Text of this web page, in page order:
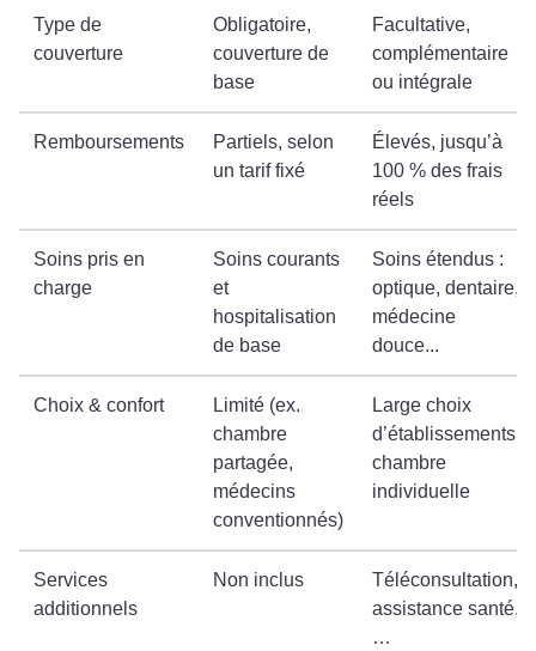
Type de
couverture
Obligatoire,
couverture de
base
Facultative,
complémentaire
ou intégrale
Remboursements
Partiels, selon
un tarif fixé
Élevés, jusqu’à
100 % des frais
réels
Soins pris en
charge
Soins courants
et
hospitalisation
de base
Soins étendus :
optique, dentaire,
médecine
douce...
Choix & confort
Limité (ex.
chambre
partagée,
médecins
conventionnés)
Large choix
d’établissements,
chambre
individuelle
Services
additionnels
Non inclus
Téléconsultation,
assistance santé,
…